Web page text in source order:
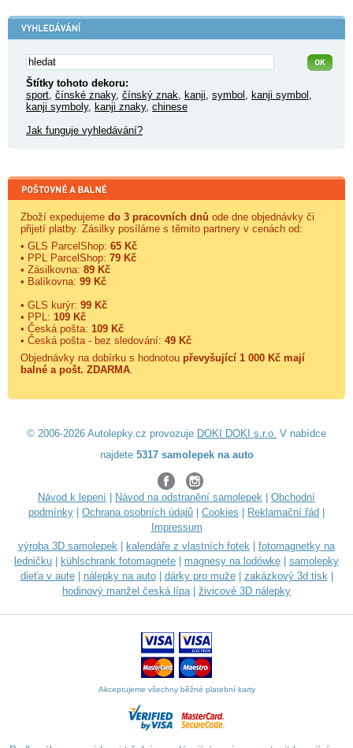
Štítky tohoto dekoru:
sport, čínské znaky, čínský znak, kanji, symbol , kanji symbol ,
kanji symboly, kanji znaky, chinese
Jak funguje vyhledávání?
Zboží expedujeme do 3 pracovních dnů ode dne objednávky či
přijetí platby. Zásilky posíláme s těmito partnery v cenách od:
• GLS ParcelShop: 65 Kč
• PPL ParcelShop: 79 Kč
• Zásilkovna: 89 Kč
• Balíkovna: 99 Kč
• GLS kurýr: 99 Kč
• PPL: 109 Kč
• Česká pošta: 109 Kč
• Česká pošta - bez sledování: 49 Kč
Objednávky na dobírku s hodnotou převyšující 1 000 Kč mají
balné a pošt. ZDARMA.
© 2006-2026 Autolepky.cz provozuje DOKI DOKI s.r.o. V nabídce
najdete 5317 samolepek na auto
Návod k lepení Návod na odstranění samolepek
Obchodní
podmínky
Ochrana osobních údajů Cookies Reklamační řád
Impressum
výroba 3D samolepek
kalendáře z vlastních fotek
fotomagnetky na
ledničku
kühlschrank fotomagnete magnesy na lodówkę
samolepky
dieťa v aute| nálepky na auto| dárky pro muže| zakázkový 3d tisk|
hodinový manžel česká lípa| živicové 3D nálepky
Akceptujeme všechny běžné platební karty